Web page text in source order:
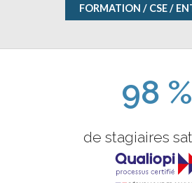
FORMATION / CSE /
98 %
de stagiaires